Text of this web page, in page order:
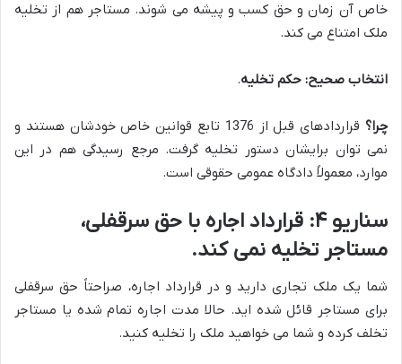
خاص آن زمان و حق کسب و پیشه می شوند. مستاجر هم از تخلیه
ملک امتناع می کند.
انتخاب صحیح: حکم تخلیه.
چرا؟
قراردادهای قبل از 1376 تابع قوانین خاص خودشان هستند و
نمی توان برایشان دستور تخلیه گرفت. مرجع رسیدگی هم در این
موارد، معمولاً دادگاه عمومی حقوقی است.
سناریو ۴: قرارداد اجاره با حق سرقفلی،
مستاجر تخلیه نمی کند.
شما یک ملک تجاری دارید و در قرارداد اجاره، صراحتاً حق سرقفلی
برای مستاجر قائل شده اید. حالا مدت اجاره تمام شده یا مستاجر
تخلف کرده و شما می خواهید ملک را تخلیه کنید.